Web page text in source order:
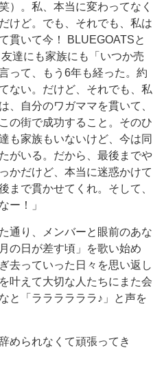
）。私、本当に変わってなく
けど。でも、それでも、私は
貫いて今！ BLUEGOATSと
達にも家族にも「いつか売
って、もう6年も経った。約
ない。だけど、それでも、私
、自分のワガママを貫いて、
の街で成功すること。そのひ
も家族もいないけど、今は同
がいる。だから、最後までや
かだけど、本当に迷惑かけて
まで貫かせてくれ。そして、
ー！」
通り、メンバーと眼前のあな
の日が差す頃」を歌い始め
去っていった日々を思い返し
叶えて大切な人たちにまた会
と「ララララララ♪」と声を
められなくて頑張ってき